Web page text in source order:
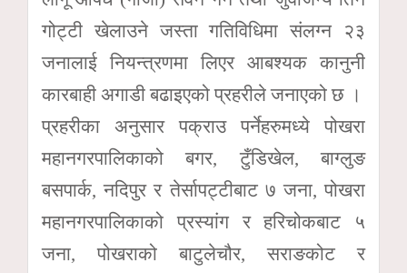
गोट्टी खेलाउने जस्ता गतिविधिमा संलग्न २३
जनालाई नियन्त्रणमा लिएर आबश्यक कानुनी
कारबाही अगाडी बढाइएको प्रहरीले जनाएको छ ।
प्रहरीका अनुसार पक्राउ पर्नेहरुमध्ये पोखरा
महानगरपालिकाको बगर, टुँडिखेल, बाग्लुङ
बसपार्क, नदिपुर र तेर्सापट्टीबाट ७ जना, पोखरा
महानगरपालिकाको प्रस्यांग र हरिचोकबाट ५
जना, पोखराको बाटुलेचौर, सराङकोट र